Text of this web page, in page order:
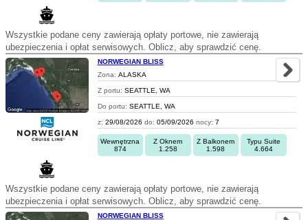
Wszystkie podane ceny zawierają opłaty portowe, nie zawierają
ubezpieczenia i opłat serwisowych. Oblicz, aby sprawdzić cenę.
NORWEGIAN BLISS
Zona: ALASKA
Z portu: SEATTLE, WA
Do portu: SEATTLE, WA
z: 29/08/2026 do: 05/09/2026 nocy: 7
Wewnętrzna
874
Z Oknem
1.258
Z Balkonem
1.598
Typu Suite
4.664
Wszystkie podane ceny zawierają opłaty portowe, nie zawierają
ubezpieczenia i opłat serwisowych. Oblicz, aby sprawdzić cenę.
NORWEGIAN BLISS